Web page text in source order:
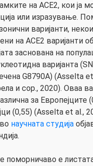
на ACE2, кои ја
или изразување.
варијанти,
на ACE2 варијанти
заснована на
варијанта
G8790A) (Asselta
и сор., 2020). Оваа
за Европејците
(0,55) (Asselta et al.,
научната студија
поморничаво е